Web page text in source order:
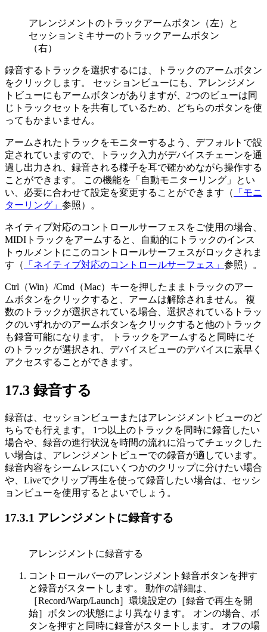
アレンジメントのトラックアームボタン（左）と
セッションミキサーのトラックアームボタン
（右）
録音するトラックを選択するには、トラックのアームボタン
をクリックします。 セッションビューにも、アレンジメン
トビューにもアームボタンがありますが、2つのビューは同
じトラックセットを共有しているため、どちらのボタンを使
ってもかまいません。
アームされたトラックをモニターするよう、デフォルトで設
定されていますので、トラック入力がデバイスチェーンを通
過し出力され、録音される様子を耳で確かめながら操作する
ことができます。 この機能を「自動モニターリング」とい
い、必要に合わせて設定を変更することができます（
「モニ
ターリング」 参照）。
ネイティブ対応のコントロールサーフェスをご使用の場合、
MIDIトラックをアームすると、自動的にトラックのインス
トゥルメントにこのコントロールサーフェスがロックされま
す（
「ネイティブ対応のコントロールサーフェス」 参照）。
Ctrl（Win）/Cmd（Mac）キーを押したままトラックのアー
ムボタンをクリックすると、アームは解除されません。 複
数のトラックが選択されている場合、選択されているトラッ
クのいずれかのアームボタンをクリックすると他のトラック
も録音可能になります。 トラックをアームすると同時にそ
のトラックが選択され、デバイスビューのデバイスに素早く
アクセスすることができます。
17.3 録音する
録音は、セッションビューまたはアレンジメントビューのど
ちらでも行えます。 1つ以上のトラックを同時に録音したい
場合や、録音の進行状況を時間の流れに沿ってチェックした
い場合は、アレンジメントビューでの録音が適しています。
録音内容をシームレスにいくつかのクリップに分けたい場合
や、Liveでクリップ再生を使って録音したい場合は、セッシ
ョンビューを使用するとよいでしょう。
17.3.1 アレンジメントに録音する
アレンジメントに録音する
コントロールバーのアレンジメント録音ボタンを押す
と録音がスタートします。 動作の詳細は、
［Record/Warp/Launch］環境設定の［録音で再生を開
始］ボタンの状態により異なります。 オンの場合、ボ
タンを押すと同時に録音がスタートします。 オフの場